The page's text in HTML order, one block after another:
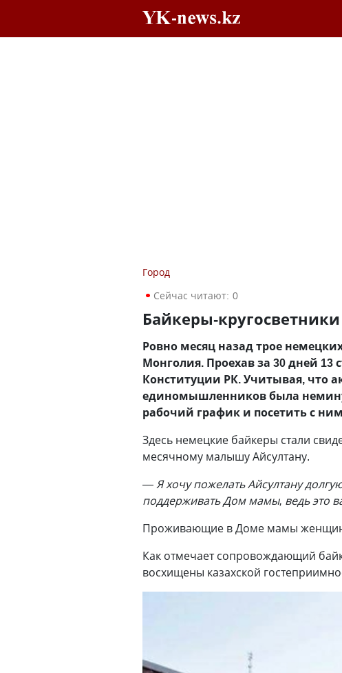
Город
Сейчас читают: 0
Байкеры-
Ровно месяц назад трое
Монголия. Проехав за 30 дней
Конституции РК. Учитывая, что
единомышленников была
рабочий график и посетить с
Здесь немецкие байкеры стали
месячному малышу Айсултану.
—Я хочу пожелать Айсултану
поддерживать Дом мамы, ведь это
Проживающие в Доме мамы
Как отмечает сопровождающий
восхищены казахской